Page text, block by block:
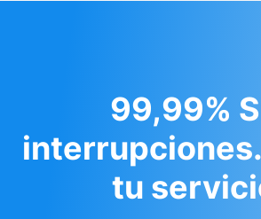
99,99%
interrupciones.
tu